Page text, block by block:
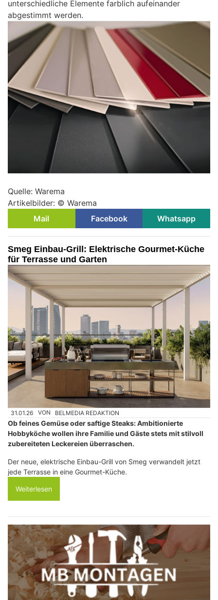
unterschiedliche Elemente farblich aufeinander
abgestimmt werden.
Quelle: Warema
Artikelbilder: © Warema
Mail
Facebook Whatsapp
Smeg Einbau-Grill: Elektrische Gourmet-Küche
für Terrasse und Garten
31.01.26 VON BELMEDIA REDAKTION
Ob feines Gemüse oder saftige Steaks: Ambitionierte
Hobbyköche wollen ihre Familie und Gäste stets mit stilvoll
zubereiteten Leckereien überraschen.
Der neue, elektrische Einbau-Grill von Smeg verwandelt jetzt
jede Terrasse in eine Gourmet-Küche.
Weiterlesen